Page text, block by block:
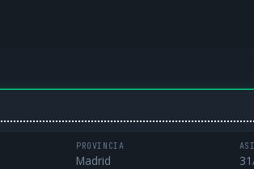
PROVINCIA
Madrid